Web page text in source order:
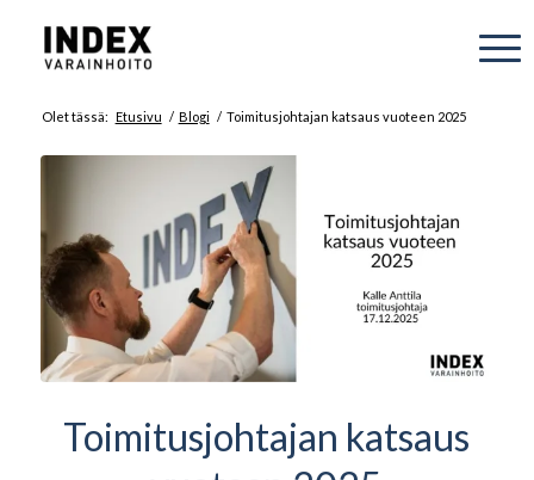
Olet tässä: Etusivu / Blogi / Toimitusjohtajan katsaus vuoteen 2025
Toimitusjohtajan katsaus